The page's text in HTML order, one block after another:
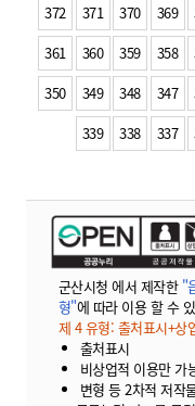
372
371 370 369
361
360 359 358
350
349 348 347
339
338 337
군산시청 에서 제작한 "
형"에 따라 이용 할 수
제 4 유형: 출처표시+상
출처표시
비상업적 이용만 가
변형 등 2차적 저작